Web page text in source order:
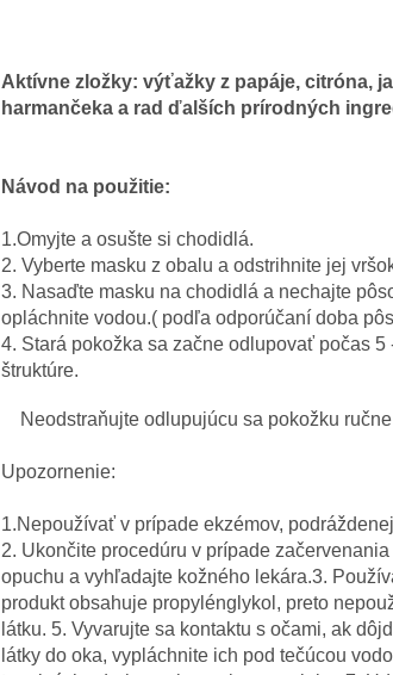
Aktívne zložky: výťažky z papáje, citróna,
harmančeka a rad ďalších prírodných
Návod na použitie:
1.Omyjte a osušte si chodidlá.
2. Vyberte masku z obalu a odstrihnite jej
3. Nasaďte masku na chodidlá a nechajte
opláchnite vodou.( podľa odporúčaní doba
4. Stará pokožka sa začne odlupovať počas 5
štruktúre.
Neodstraňujte odlupujúcu sa pokožku ručne
Upozornenie:
1.Nepoužívať v prípade ekzémov, podráždenej
2. Ukončite procedúru v prípade začervenania
opuchu a vyhľadajte kožného lekára.3.
produkt obsahuje propylénglykol , preto
látku. 5. Vyvarujte sa kontaktu s očami, ak
látky do oka, vypláchnite ich pod tečúcou